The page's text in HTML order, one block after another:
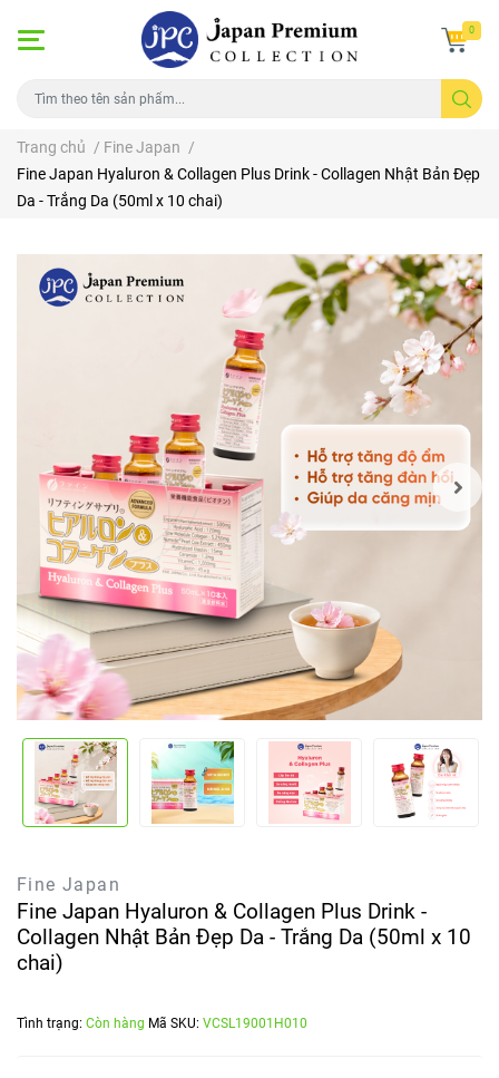
0
Trang chủ / Fine Japan /
Fine Japan Hyaluron & Collagen Plus Drink - Collagen Nhật Bản Đẹp
Da - Trắng Da (50ml x 10 chai)
Fine Japan
Fine Japan Hyaluron & Collagen Plus Drink -
Collagen Nhật Bản Đẹp Da - Trắng Da (50ml x 10
chai)
Tình trạng: Còn hàng Mã SKU: VCSL19001H010